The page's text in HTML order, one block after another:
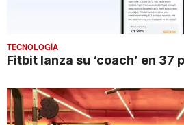
TECNOLOGÍA
Fitbit lanza su ‘coach’ en 37